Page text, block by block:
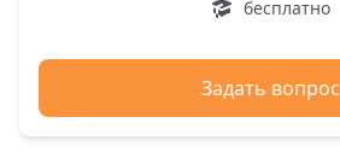
бесплатно
Задать вопрос